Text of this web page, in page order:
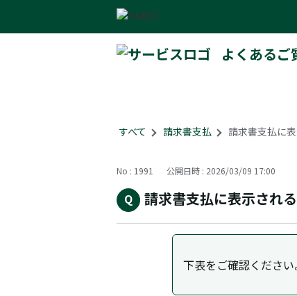
よくあるご
すべて > 請求書支払 > 請求書支払に
No : 1991 公開日時 : 2026/03/09 17:00
請求書支払に表示され
下表をご確認ください